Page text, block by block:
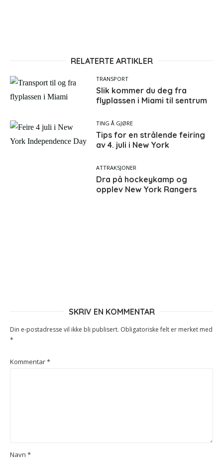
RELATERTE ARTIKLER
TRANSPORT
Slik kommer du deg fra
flyplassen i Miami til sentrum
TING Å GJØRE
Tips for en strålende feiring
av 4. juli i New York
ATTRAKSJONER
Dra på hockeykamp og
opplev New York Rangers
SKRIV EN KOMMENTAR
Din e-postadresse vil ikke bli publisert. Obligatoriske felt er merket med
*
Kommentar*
Navn *